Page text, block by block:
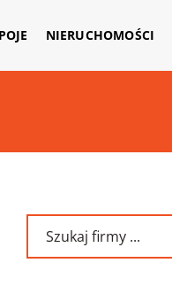
NIERUCHOMOŚCI